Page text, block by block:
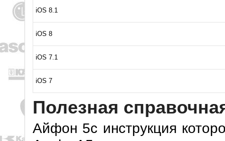
iOS 8.1
iOS 8
iOS 7.1
iOS 7
Полезная
Айфон 5с инструкция